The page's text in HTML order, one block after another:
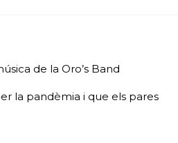
de la Oro’s Band
la pandèmia i que els pares